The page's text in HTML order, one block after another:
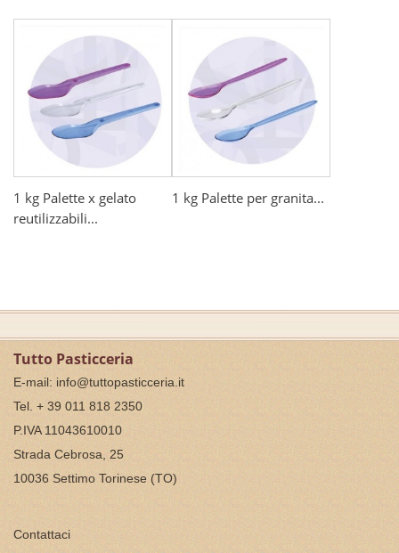
1 kg Palette x gelato
reutilizzabili...
1 kg Palette per granita...
Tutto Pasticceria
E-mail: info@tuttopasticceria.it
Tel. + 39 011 818 2350
P.IVA 11043610010
Strada Cebrosa, 25
10036 Settimo Torinese (TO)
Contattaci